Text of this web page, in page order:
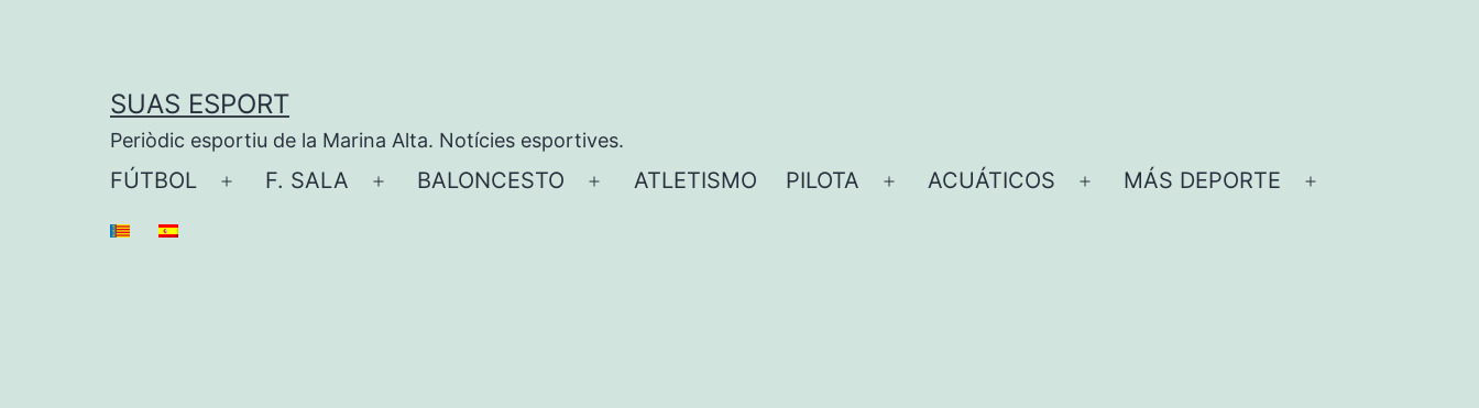
SUAS ESPORT
Periòdic esportiu de la Marina Alta. Notícies esportives.
FÚTBOL
Abrir
F. SALA
Abrir
BALONCESTO
Abrir
ATLETISMO PILOTA
Abrir
ACUÁTICOS
Abrir
MÁS DEPORTE